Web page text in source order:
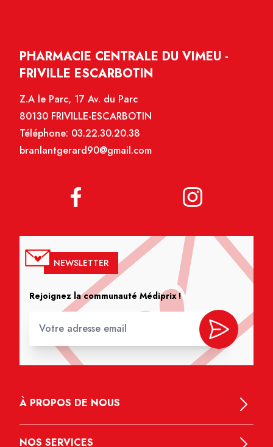
PHARMACIE CENTRALE DU VIMEU -
FRIVILLE ESCARBOTIN
Z.A le Parc, 17 Av. du Parc
80130 FRIVILLE-ESCARBOTIN
Téléphone: 03.22.30.20.38
branlantgerard90@gmail.com
NEWSLETTER
Rejoignez la communauté Médiprix !
À PROPOS DE NOUS
NOS SERVICES